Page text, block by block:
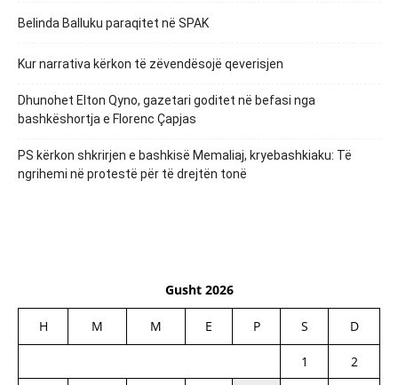
Belinda Balluku paraqitet në SPAK
Kur narrativa kërkon të zëvendësojë qeverisjen
Dhunohet Elton Qyno, gazetari goditet në befasi nga
bashkëshortja e Florenc Çapjas
PS kërkon shkrirjen e bashkisë Memaliaj, kryebashkiaku: Të
ngrihemi në protestë për të drejtën tonë
Gusht 2026
H M M E P S D
1
2